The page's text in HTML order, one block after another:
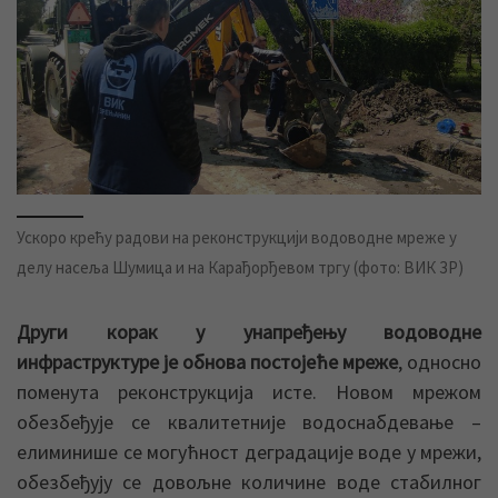
Ускоро крећу радови на реконструкцији водоводне мреже у
делу насеља Шумица и на Карађорђевом тргу (фото: ВИК ЗР)
Други корак у унапређењу водоводне
инфраструктуре је обнова постојеће мреже, односно
поменута реконструкција исте. Новом мрежом
обезбеђује се квалитетније водоснабдевање –
елиминише се могућност деградације воде у мрежи,
обезбеђују се довољне количине воде стабилног